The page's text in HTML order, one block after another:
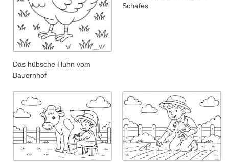
Das hübsche Huhn vom
Bauernhof
Schafes